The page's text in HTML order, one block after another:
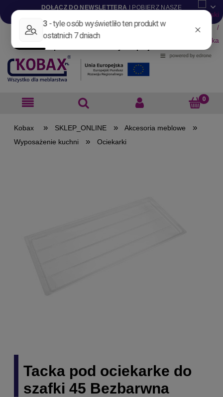
DOŁĄCZ DO NEWSLETTERA I POBIERZ NASZE
Aktualności Nowości
Blog
Pliki do pobrania
» SKLEP_ONLINE » Akcesoria meblowe »
Wyposażenie kuchni » Ociekarki
Tacka pod ociekarke do
szafki 45 Bezbarwna